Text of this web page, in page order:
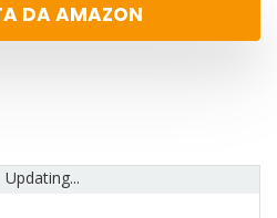
DA AMAZON
Updating...